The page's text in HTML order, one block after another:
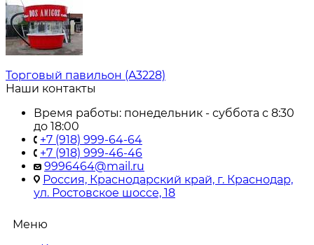
Торговый павильон (A3228)
Наши контакты
Время работы: понедельник - суббота с 8:30
до 18:00
+7 (918) 999-64-64
+7 (918) 999-46-46
9996464@mail.ru
Россия, Краснодарский край, г. Краснодар,
ул. Ростовское шоссе, 18
Меню